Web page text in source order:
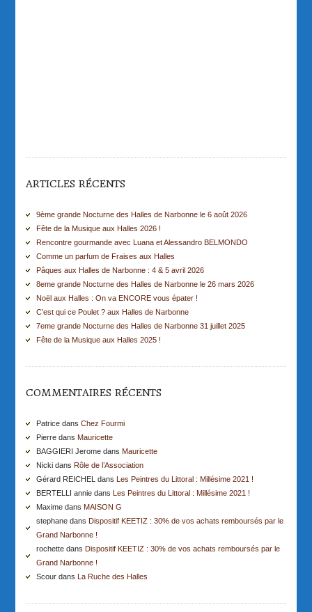
ARTICLES RÉCENTS
9ème grande Nocturne des Halles de Narbonne le 6 août 2026
Fête de la Musique aux Halles 2026 !
Rencontre gourmande avec Luana et Alessandro BELMONDO
Comme un parfum de Fraises aux Halles
Pâques aux Halles de Narbonne : 4 & 5 avril 2026
8eme grande Nocturne des Halles de Narbonne le 26 mars 2026
Noël aux Halles : On va ENCORE vous épater !
C’est qui ce Poulet ? aux Halles de Narbonne
7eme grande Nocturne des Halles de Narbonne 31 juillet 2025
Fête de la Musique aux Halles 2025 !
COMMENTAIRES RÉCENTS
Patrice dansChez Fourmi
Pierre dans Mauricette
BAGGIERI Jerome dans Mauricette
Nicki dans Rôle de l’Association
Gérard REICHEL dans Les Peintres du Littoral : Millésime 2021 !
BERTELLI annie dans Les Peintres du Littoral : Millésime 2021 !
Maxime dans MAISON G
stephane dans Dispositif KEETIZ : 30% de vos achats remboursés par le
Grand Narbonne !
rochette dans Dispositif KEETIZ : 30% de vos achats remboursés par le
Grand Narbonne !
Scour dans La Ruche des Halles